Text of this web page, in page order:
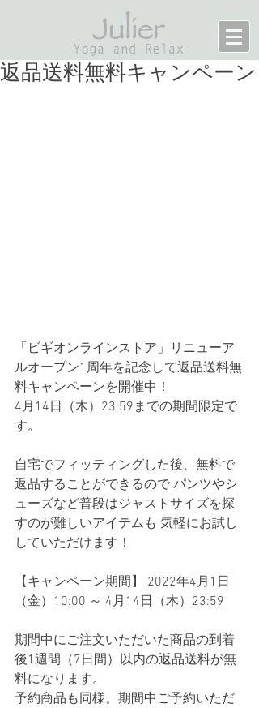
返品送料無料キャンペーン
「ビギオンラインストア」リニューア
ルオープン1周年を記念して返品送料無
料キャンペーンを開催中！
4月14日（木）23:59までの期間限定で
す。
自宅でフィッティングした後、無料で
返品することができるので パンツやシ
ューズなど普段はジャストサイズを探
すのが難しいアイテムも 気軽にお試し
していただけます！
【キャンペーン期間】 2022年4月1日
（金）10:00 ～ 4月14日（木）23:59
期間中にご注文いただいた商品の到着
後1週間（7日間）以内の返品送料が無
料になります。
予約商品も同様。期間中ご予約いただ